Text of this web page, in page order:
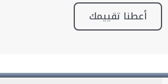
أعطنا تقييمك